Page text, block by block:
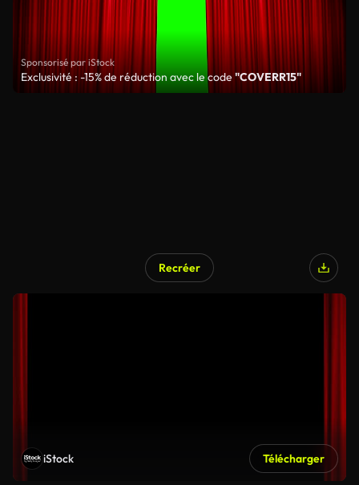
Sponsorisé par iStock
Exclusivité : -15% de réduction avec le code "COVERR15"
Recréer
iStock Télécharger